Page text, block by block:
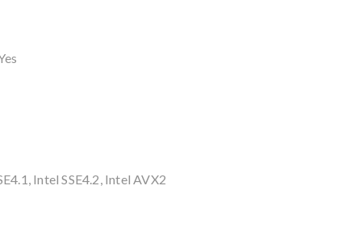
Intel SSE4.2, Intel AVX2